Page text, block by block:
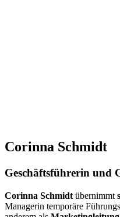
Corinna Schmidt
Geschäftsführerin und
Corinna Schmidt übernimmt
Managerin temporäre